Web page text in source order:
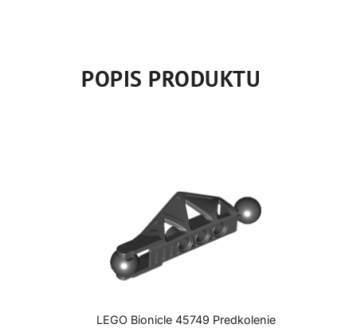
POPIS PRODUKTU
LEGO Bionicle 45749 Predkolenie